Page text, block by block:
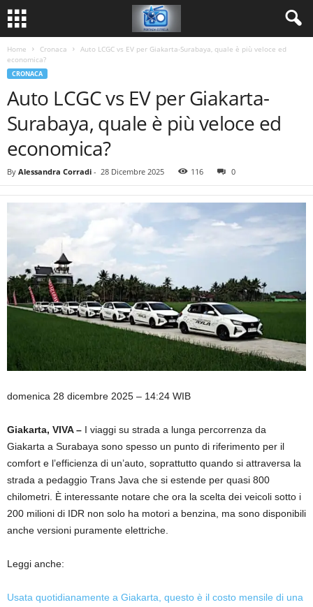
Home Cronaca
Auto LCGC vs EV per Giakarta-Surabaya, quale è più veloce ed
economica?
CRONACA
Auto LCGC vs EV per Giakarta-
Surabaya, quale è più veloce ed
economica?
By Alessandra Corradi - 28 Dicembre 2025 116 0
domenica 28 dicembre 2025 – 14:24 WIB
Giakarta, VIVA – I viaggi su strada a lunga percorrenza da
Giakarta a Surabaya sono spesso un punto di riferimento per il
comfort e l’efficienza di un’auto, soprattutto quando si attraversa la
strada a pedaggio Trans Java che si estende per quasi 800
chilometri. È interessante notare che ora la scelta dei veicoli sotto i
200 milioni di IDR non solo ha motori a benzina, ma sono disponibili
anche versioni puramente elettriche.
Leggi anche:
Usata quotidianamente a Giakarta, questo è il costo mensile di una